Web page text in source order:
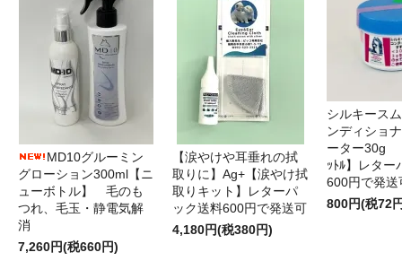
MD10グルーミン
グローション300ml【ニ
ューボトル】 毛のも
つれ、毛玉・静電気解
消
7,260円(税660円)
【涙やけや耳垂れの拭
取りに】Ag+【涙やけ拭
取りキット】レターパ
ック送料600円で発送可
4,180円(税380円)
シルキース
ンディショ
ーター30g
ｯﾄﾙ】レター
600円で発送
800円(税72